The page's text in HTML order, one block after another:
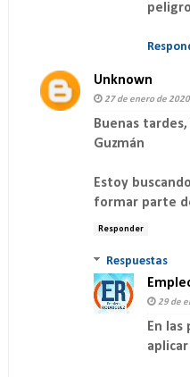
Unknown
27 de enero de 2020
Buenas
Guzmán
Estoy
formar parte
Responder
Respuestas
29 de
En
aplicar